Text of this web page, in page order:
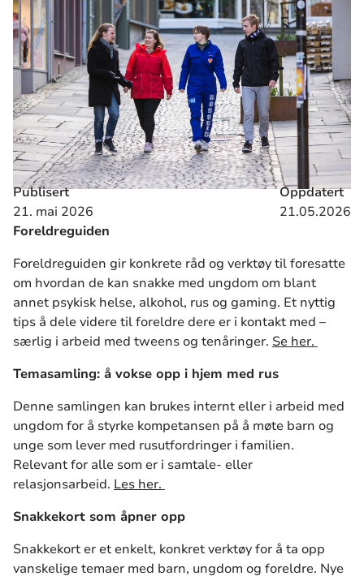
Publisert
21. mai 2026
Oppdatert
21.05.2026
Foreldreguiden
Foreldreguiden gir konkrete råd og verktøy til foresatte
om hvordan de kan snakke med ungdom om blant
annet psykisk helse, alkohol, rus og gaming. Et nyttig
tips å dele videre til foreldre dere er i kontakt med –
særlig i arbeid med tweens og tenåringer. Se her.
Temasamling: å vokse opp i hjem med rus
Denne samlingen kan brukes internt eller i arbeid med
ungdom for å styrke kompetansen på å møte barn og
unge som lever med rusutfordringer i familien.
Relevant for alle som er i samtale- eller
relasjonsarbeid. Les her.
Snakkekort som åpner opp
Snakkekort er et enkelt, konkret verktøy for å ta opp
vanskelige temaer med barn, ungdom og foreldre. Nye